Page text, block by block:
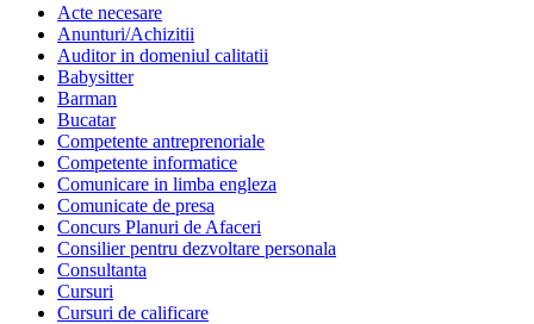
Acte necesare
Anunturi/Achizitii
Auditor in domeniul calitatii
Babysitter
Barman
Bucatar
Competente antreprenoriale
Competente informatice
Comunicare in limba engleza
Comunicate de presa
Concurs Planuri de Afaceri
Consilier pentru dezvoltare personala
Consultanta
Cursuri
Cursuri de calificare